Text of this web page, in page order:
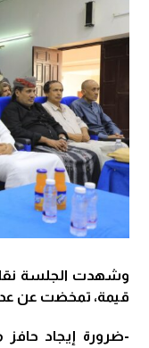
وشهدت الجلسة
قيمة، تمخضت عن
-ضرورة إيجاد حافز